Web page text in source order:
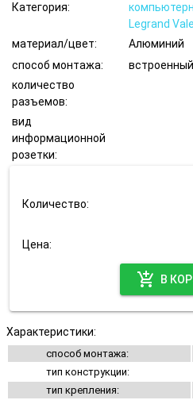
Категория:
Legrand
материал/цвет:
Алюминий
способ монтажа:
количество
разъемов:
вид
информационной
розетки:
Количество:
Цена:
add_shopping_cart
В
Характеристики:
способ монтажа:
тип конструкции:
тип крепления: